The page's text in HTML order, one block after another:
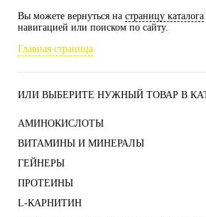
Вы можете вернуться на страницу каталога
навигацией или поиском по сайту.
Главная страница
ИЛИ ВЫБЕРИТЕ НУЖНЫЙ ТОВАР В
АМИНОКИСЛОТЫ
ВИТАМИНЫ И МИНЕРАЛЫ
ГЕЙНЕРЫ
ПРОТЕИНЫ
L-КАРНИТИН